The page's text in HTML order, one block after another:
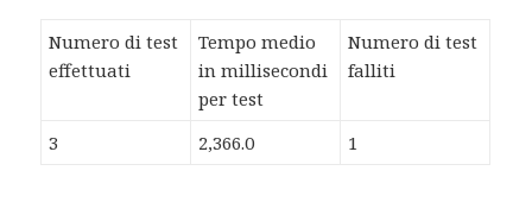
Numero di test
effettuati
Tempo medio
in millisecondi
per test
Numero di test
falliti
3 2,366.0 1